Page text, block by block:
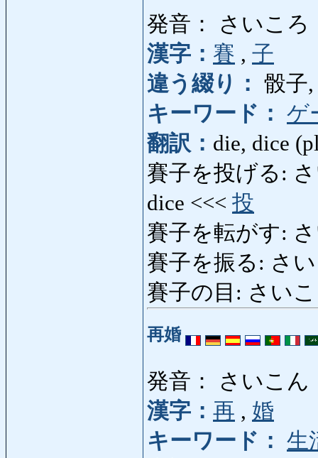
発音： さいころ
漢字： 賽 , 子
違う綴り： 骰子
キーワード： ゲ
翻訳： die, dice
賽子を投げる:
dice <<< 投
賽子を転がす:
賽子を振る: さ
賽子の目: さい
再婚
発音： さいこん
漢字： 再 , 婚
キーワード： 生